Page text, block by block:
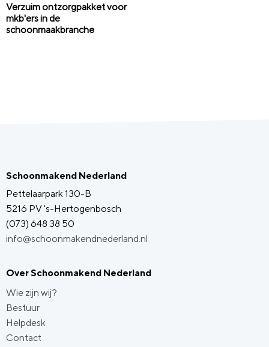
Verzuim ontzorgpakket voor
mkb'ers in de
schoonmaakbranche
Schoonmakend Nederland
Pettelaarpark 130-B
5216 PV 's-Hertogenbosch
(073) 648 38 50
info@schoonmakendnederland.nl
Over Schoonmakend Nederland
Wie zijn wij?
Bestuur
Helpdesk
Contact